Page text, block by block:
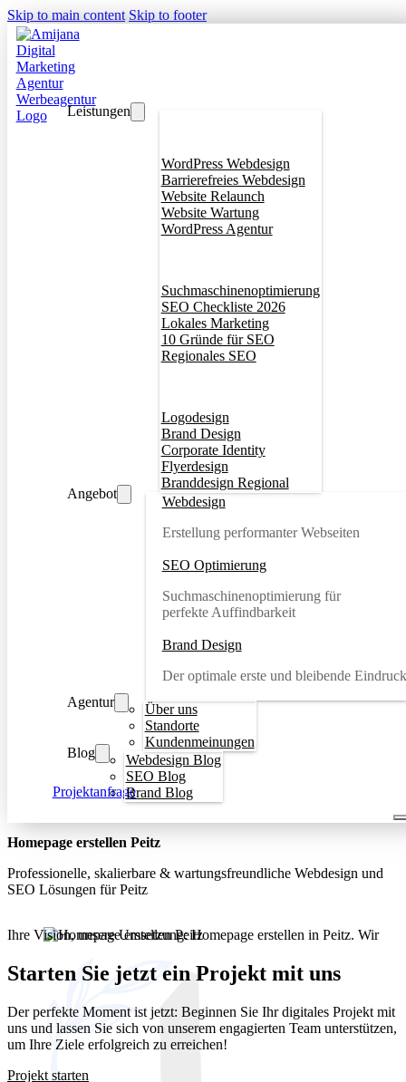
Skip to main content Skip to footer
Leistungen
WordPress Webdesign
Barrierefreies Webdesign
Website Relaunch
Website Wartung
WordPress Agentur
Suchmaschinenoptimierung
SEO Checkliste 2026
Lokales Marketing
10 Gründe für SEO
Regionales SEO
Logodesign
Brand Design
Corporate Identity
Flyerdesign
Branddesign Regional
Angebot
Webdesign
Erstellung performanter Webseiten
SEO Optimierung
Suchmaschinenoptimierung für
perfekte Auffindbarkeit
Brand Design
Der optimale erste und bleibende Eindruck
Agentur
Über uns
Standorte
Kundenmeinungen
Blog
Webdesign Blog
SEO Blog
Brand Blog
Projektanfrage
Homepage erstellen Peitz
Professionelle, skalierbare & wartungsfreundliche Webdesign und
SEO Lösungen für Peitz
Ihre Vision, unsere Umsetzung: Homepage erstellen in Peitz. Wir
lokal und digital sichtbar machen.
Starten Sie jetzt ein Projekt mit uns
Der perfekte Moment ist jetzt: Beginnen Sie Ihr digitales Projekt mit
uns und lassen Sie sich von unserem engagierten Team unterstützen,
um Ihre Ziele erfolgreich zu erreichen!
Projekt starten